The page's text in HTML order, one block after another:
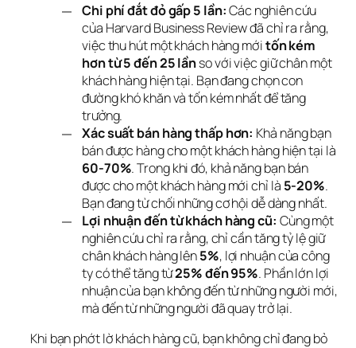
Chi phí đắt đỏ gấp 5 lần:Các nghiên cứu
của Harvard Business Review đã chỉ ra rằng,
việc thu hút một khách hàng mớitốn kém
hơn từ 5 đến 25 lầnso với việc giữ chân một
khách hàng hiện tại. Bạn đang chọn con
đường khó khăn và tốn kém nhất để tăng
trưởng.
Xác suất bán hàng thấp hơn: Khả năng bạn
bán được hàng cho một khách hàng hiện tại là
60-70%. Trong khi đó, khả năng bạn bán
được cho một khách hàng mới chỉ là 5-20%.
Bạn đang từ chối những cơ hội dễ dàng nhất.
Lợi nhuận đến từ khách hàng cũ: Cùng một
nghiên cứu chỉ ra rằng, chỉ cần tăng tỷ lệ giữ
chân khách hàng lên5%, lợi nhuận của công
ty có thể tăng từ25% đến 95%. Phần lớn lợi
nhuận của bạn không đến từ những người mới,
mà đến từ những người đã quay trở lại.
Khi bạn phớt lờ khách hàng cũ, bạn không chỉ đang bỏ